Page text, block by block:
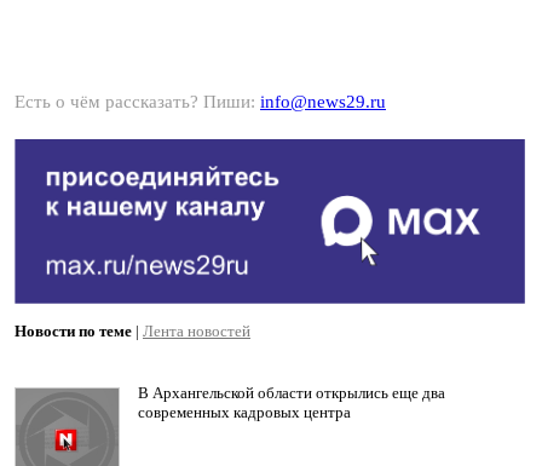
Есть о чём рассказать? Пиши: info@news29.ru
Новости по теме | Лента новостей
В Архангельской области открылись еще два
современных кадровых центра